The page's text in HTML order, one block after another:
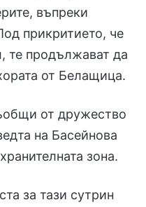
въпреки
прикритието, че
те продължават да
от Белащица.
от дружество
на Басейнова
зона.
за тази сутрин